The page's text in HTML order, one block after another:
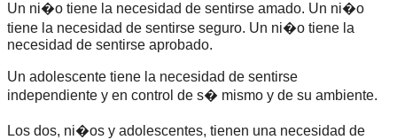
Un ni�o tiene la necesidad de sentirse amado. Un ni�o
tiene la necesidad de sentirse seguro. Un ni�o tiene la
necesidad de sentirse aprobado.
Un adolescente tiene la necesidad de sentirse
independiente y en control de s� mismo y de su ambiente.
Los dos, ni�os y adolescentes, tienen una necesidad de